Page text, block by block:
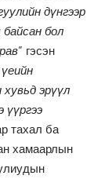
дүнгээр
бол
” гэсэн
эрүүл
үүргээ
тахал ба
хамаарлын